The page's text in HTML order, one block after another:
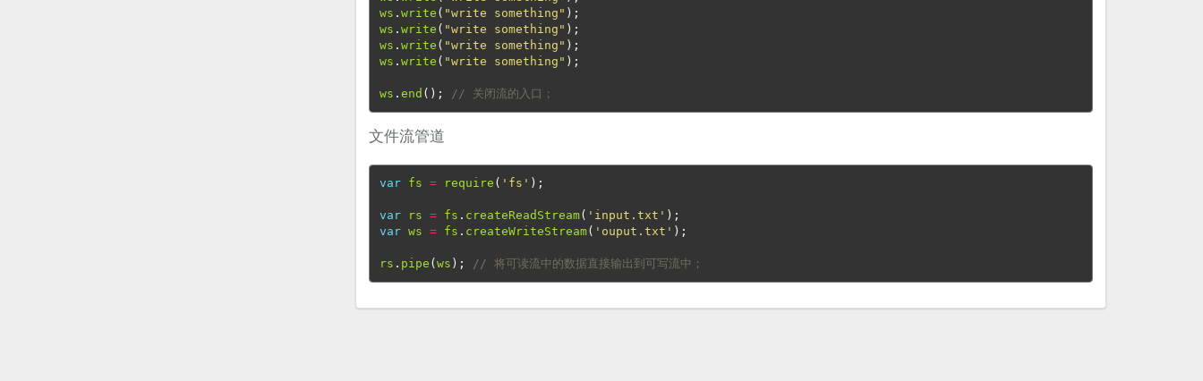
ws .write ( "write something" );
ws .write ( "write something" );
ws .write ( "write something" );
ws .write ( "write something" );
ws .end (); // 关闭流的入口；
文件流管道
var fs = require ( 'fs' );
var rs = fs . createReadStream( 'input.txt' );
var ws = fs . createWriteStream( 'ouput.txt' );
rs . pipe (ws ); // 将可读流中的数据直接输出到可写流中；